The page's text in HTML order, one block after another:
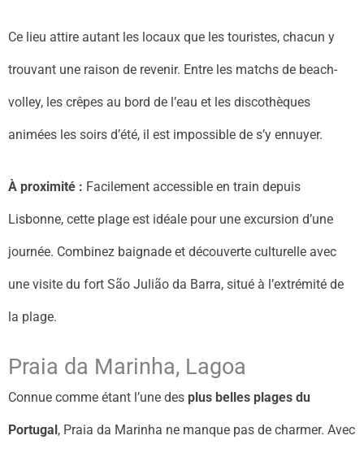
Ce lieu attire autant les locaux que les touristes, chacun y
trouvant une raison de revenir. Entre les matchs de beach-
volley, les crêpes au bord de l’eau et les discothèques
animées les soirs d’été, il est impossible de s’y ennuyer.
À proximité : Facilement accessible en train depuis
Lisbonne, cette plage est idéale pour une excursion d’une
journée. Combinez baignade et découverte culturelle avec
une visite du fort São Julião da Barra, situé à l’extrémité de
la plage.
Praia da Marinha, Lagoa
Connue comme étant l’une des plus belles plages du
Portugal, Praia da Marinha ne manque pas de charmer. Avec